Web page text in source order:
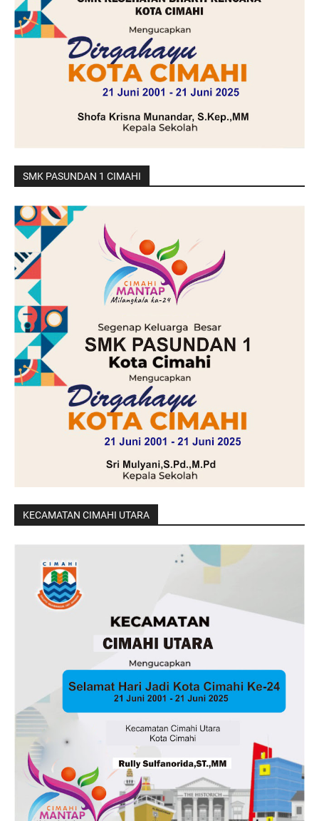
SMK PASUNDAN 1 CIMAHI
KECAMATAN CIMAHI UTARA